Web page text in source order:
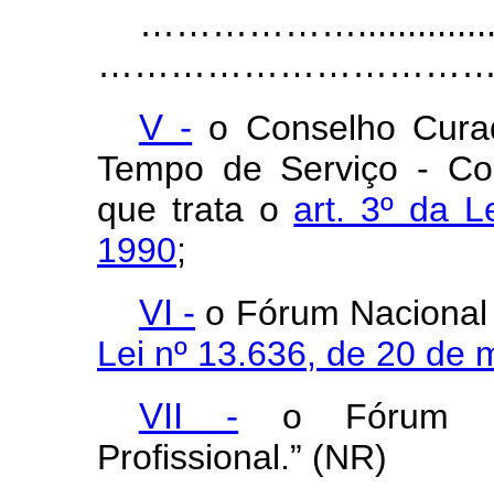
V - o Conselho
Tempo de Serviço -
que trata o art. 3º da
1990;
VI - o Fórum
Lei nº 13.636, de 20 de
VII - o Fórum
Profissional.” (NR)